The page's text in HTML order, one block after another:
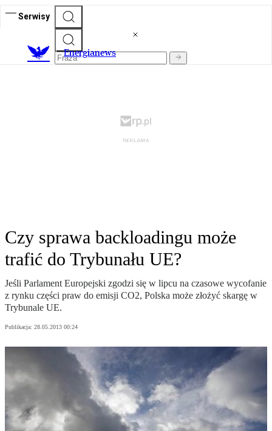
Serwisy
Energianews
Czy sprawa backloadingu może
trafić do Trybunału UE?
Jeśli Parlament Europejski zgodzi się w lipcu na czasowe wycofanie
z rynku części praw do emisji CO2, Polska może złożyć skargę w
Trybunale UE.
Publikacja: 28.05.2013 00:24